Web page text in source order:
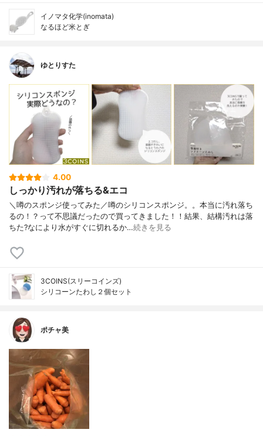
イノマタ化学(inomata)
なるほど米とぎ
ゆとりすた
4.00
しっかり汚れが落ちる&エコ
＼噂のスポンジ使ってみた／噂のシリコンスポンジ。。本当に汚れ落ち
るの！？って不思議だったので買ってきました！！結果、結構汚れは落
ちた?なにより水がすぐに切れるか…続きを見る
3COINS(スリーコインズ)
シリコーンたわし２個セット
ポチャ美